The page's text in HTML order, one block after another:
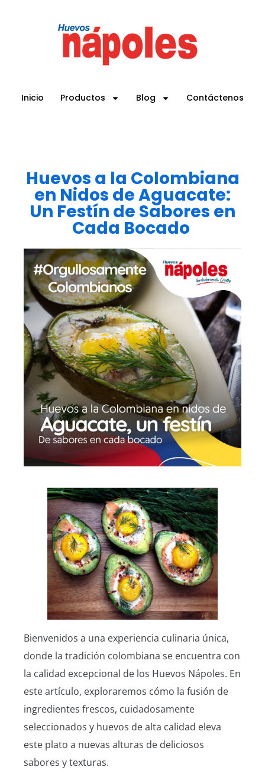
Inicio Productos Blog Contáctenos
Huevos a la Colombiana
en Nidos de Aguacate:
Un Festín de Sabores en
Cada Bocado
Bienvenidos a una experiencia culinaria única,
donde la tradición colombiana se encuentra con
la calidad excepcional de los Huevos Nápoles. En
este artículo, exploraremos cómo la fusión de
ingredientes frescos, cuidadosamente
seleccionados y huevos de alta calidad eleva
este plato a nuevas alturas de deliciosos
sabores y texturas.